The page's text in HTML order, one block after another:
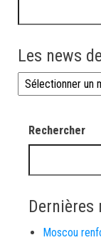
Les news
Les news
Rechercher
Dernières
Moscou